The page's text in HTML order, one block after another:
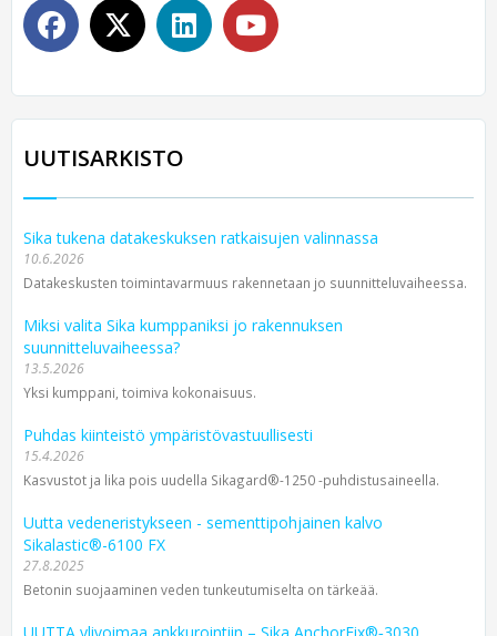
UUTISARKISTO
Sika tukena datakeskuksen ratkaisujen valinnassa
10.6.2026
Datakeskusten toimintavarmuus rakennetaan jo suunnitteluvaiheessa.
Miksi valita Sika kumppaniksi jo rakennuksen
suunnitteluvaiheessa?
13.5.2026
Yksi kumppani, toimiva kokonaisuus.
Puhdas kiinteistö ympäristövastuullisesti
15.4.2026
Kasvustot ja lika pois uudella Sikagard®-1250 -puhdistusaineella.
Uutta vedeneristykseen - sementtipohjainen kalvo
Sikalastic®-6100 FX
27.8.2025
Betonin suojaaminen veden tunkeutumiselta on tärkeää.